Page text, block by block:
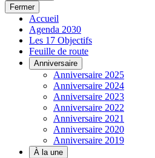
Fermer
Accueil
Agenda 2030
Les 17 Objectifs
Feuille de route
Anniversaire
Anniversaire 2025
Anniversaire 2024
Anniversaire 2023
Anniversaire 2022
Anniversaire 2021
Anniversaire 2020
Anniversaire 2019
À la une